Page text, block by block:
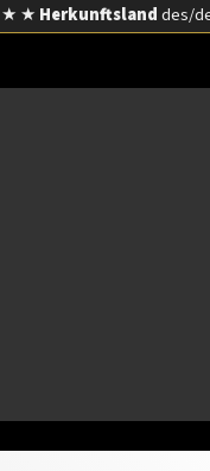
★ ★ Herkunftslanddes/